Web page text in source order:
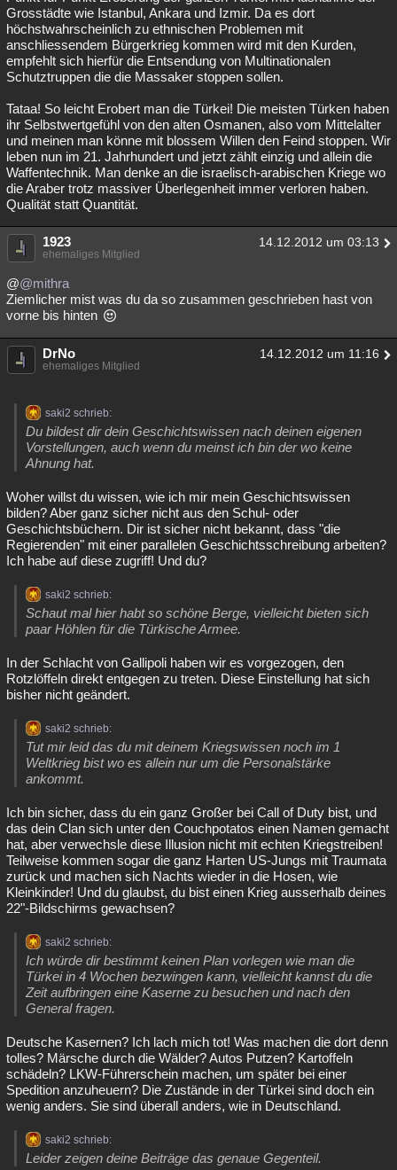
Grosstädte wie Istanbul, Ankara und Izmir. Da es dort
höchstwahrscheinlich zu ethnischen Problemen mit
anschliessendem Bürgerkrieg kommen wird mit den Kurden,
empfehlt sich hierfür die Entsendung von Multinationalen
Schutztruppen die die Massaker stoppen sollen.
Tataa! So leicht Erobert man die Türkei! Die meisten Türken haben
ihr Selbstwertgefühl von den alten Osmanen, also vom Mittelalter
und meinen man könne mit blossem Willen den Feind stoppen. Wir
leben nun im 21. Jahrhundert und jetzt zählt einzig und allein die
Waffentechnik. Man denke an die israelisch-arabischen Kriege wo
die Araber trotz massiver Überlegenheit immer verloren haben.
Qualität statt Quantität.
1923 14.12.2012 um 03:13
ehemaliges Mitglied
@@mithra
Ziemlicher mist was du da so zusammen geschrieben hast von
vorne bis hinten
DrNo 14.12.2012 um 11:16
ehemaliges Mitglied
saki2 schrieb:
Du bildest dir dein Geschichtswissen nach deinen eigenen
Vorstellungen, auch wenn du meinst ich bin der wo keine
Ahnung hat.
Woher willst du wissen, wie ich mir mein Geschichtswissen
bilden? Aber ganz sicher nicht aus den Schul- oder
Geschichtsbüchern. Dir ist sicher nicht bekannt, dass "die
Regierenden" mit einer parallelen Geschichtsschreibung arbeiten?
Ich habe auf diese zugriff! Und du?
saki2 schrieb:
Schaut mal hier habt so schöne Berge, vielleicht bieten sich
paar Höhlen für die Türkische Armee.
In der Schlacht von Gallipoli haben wir es vorgezogen, den
Rotzlöffeln direkt entgegen zu treten. Diese Einstellung hat sich
bisher nicht geändert.
saki2 schrieb:
Tut mir leid das du mit deinem Kriegswissen noch im 1
Weltkrieg bist wo es allein nur um die Personalstärke
ankommt.
Ich bin sicher, dass du ein ganz Großer bei Call of Duty bist, und
das dein Clan sich unter den Couchpotatos einen Namen gemacht
hat, aber verwechsle diese Illusion nicht mit echten Kriegstreiben!
Teilweise kommen sogar die ganz Harten US-Jungs mit Traumata
zurück und machen sich Nachts wieder in die Hosen, wie
Kleinkinder! Und du glaubst, du bist einen Krieg ausserhalb deines
22"-Bildschirms gewachsen?
saki2 schrieb:
Ich würde dir bestimmt keinen Plan vorlegen wie man die
Türkei in 4 Wochen bezwingen kann, vielleicht kannst du die
Zeit aufbringen eine Kaserne zu besuchen und nach den
General fragen.
Deutsche Kasernen? Ich lach mich tot! Was machen die dort denn
tolles? Märsche durch die Wälder? Autos Putzen? Kartoffeln
schädeln? LKW-Führerschein machen, um später bei einer
Spedition anzuheuern? Die Zustände in der Türkei sind doch ein
wenig anders. Sie sind überall anders, wie in Deutschland.
saki2 schrieb:
Leider zeigen deine Beiträge das genaue Gegenteil.